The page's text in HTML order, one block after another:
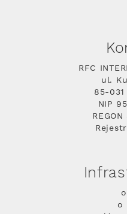
RFC
ul.
85-031
NIP
Rejestr
o